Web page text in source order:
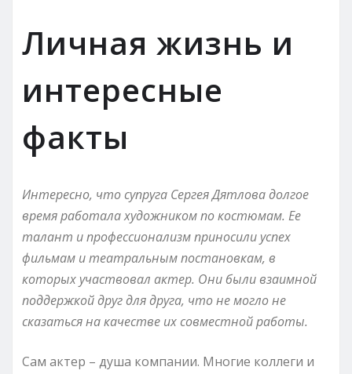
Личная жизнь и
интересные
факты
Интересно, что супруга Сергея Дятлова долгое
время работала художником по костюмам. Ее
талант и профессионализм приносили успех
фильмам и театральным постановкам, в
которых участвовал актер. Они были взаимной
поддержкой друг для друга, что не могло не
сказаться на качестве их совместной работы.
Сам актер – душа компании. Многие коллеги и